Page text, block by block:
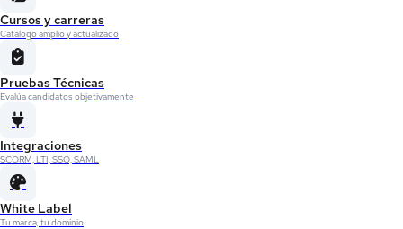
Cursos y carreras
Catálogo amplio y actualizado
Pruebas Técnicas
Evalúa candidatos objetivamente
Integraciones
SCORM, LTI, SSO, SAML
White Label
Tu marca, tu dominio